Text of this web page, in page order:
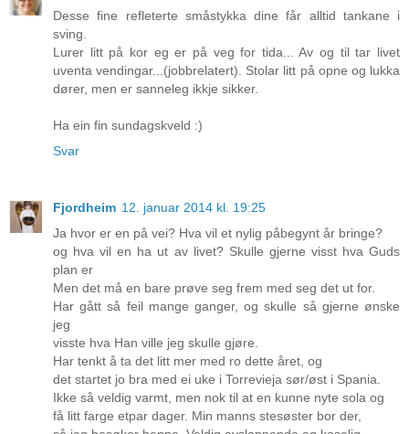
Desse fine refleterte småstykka dine får alltid tankane i
sving.
Lurer litt på kor eg er på veg for tida... Av og til tar livet
uventa vendingar...(jobbrelatert). Stolar litt på opne og lukka
dører, men er sanneleg ikkje sikker.
Ha ein fin sundagskveld :)
Svar
Fjordheim 12. januar 2014 kl. 19:25
Ja hvor er en på vei? Hva vil et nylig påbegynt år bringe?
og hva vil en ha ut av livet? Skulle gjerne visst hva Guds
plan er
Men det må en bare prøve seg frem med seg det ut for.
Har gått så feil mange ganger, og skulle så gjerne ønske
jeg
visste hva Han ville jeg skulle gjøre.
Har tenkt å ta det litt mer med ro dette året, og
det startet jo bra med ei uke i Torrevieja sør/øst i Spania.
Ikke så veldig varmt, men nok til at en kunne nyte sola og
få litt farge etpar dager. Min manns stesøster bor der,